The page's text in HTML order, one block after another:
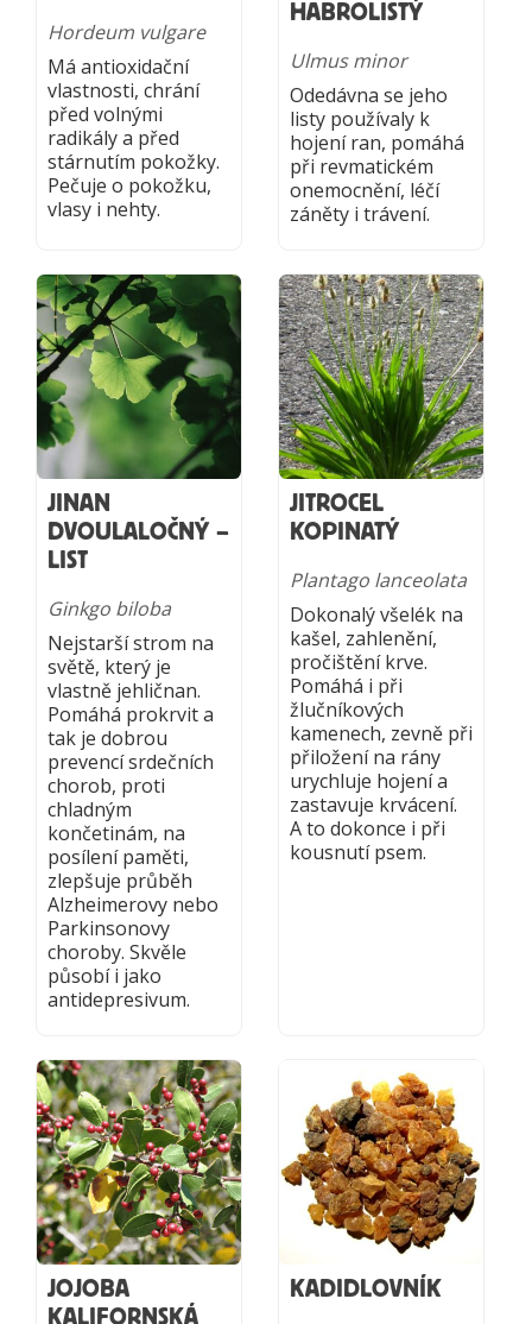
Hordeum vulgare
Má antioxidační
vlastnosti, chrání
před volnými
radikály a před
stárnutím pokožky.
Pečuje o pokožku,
vlasy i nehty.
HABROLISTÝ
Ulmus minor
Odedávna se jeho
listy používaly k
hojení ran, pomáhá
při revmatickém
onemocnění, léčí
záněty i trávení.
JINAN
DVOULALOČNÝ –
LIST
Ginkgo biloba
Nejstarší strom na
světě, který je
vlastně jehličnan.
Pomáhá prokrvit a
tak je dobrou
prevencí srdečních
chorob, proti
chladným
končetinám, na
posílení paměti,
zlepšuje průběh
Alzheimerovy nebo
Parkinsonovy
choroby. Skvěle
působí i jako
antidepresivum.
JITROCEL
KOPINATÝ
Plantago lanceolata
Dokonalý všelék na
kašel, zahlenění,
pročištění krve.
Pomáhá i při
žlučníkových
kamenech, zevně při
přiložení na rány
urychluje hojení a
zastavuje krvácení.
A to dokonce i při
kousnutí psem.
JOJOBA
KALIFORNSKÁ
KADIDLOVNÍK